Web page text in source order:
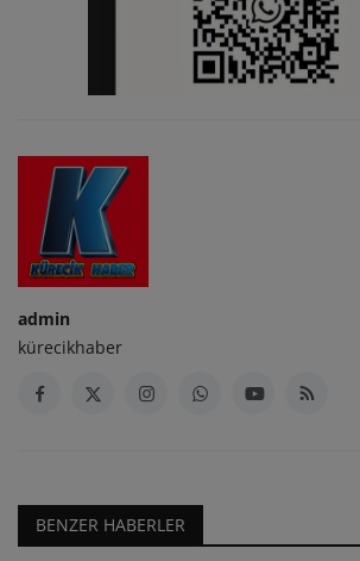
admin
kürecikhaber
BENZER HABERLER